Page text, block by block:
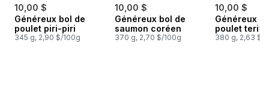
10,00 $
Généreux bol de
poulet piri-piri
345 g, 2,90 $/100g
10,00 $
Généreux bol de
saumon coréen
370 g, 2,70 $/100g
10,00 $
Généreux
poulet
380 g, 2,63 $/